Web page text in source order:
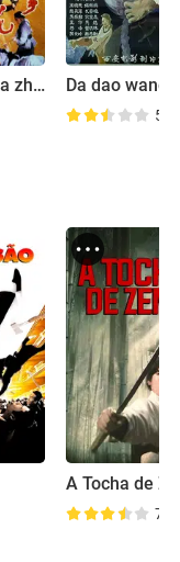
Ba gua lian hua zhang Da dao wang
5.4
A Tocha de
7.6